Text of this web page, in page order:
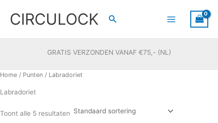
naar
inhoud
CIRCULOCK Zoeken
GRATIS VERZONDEN VANAF €75,- (NL)
Home / Punten / Labradoriet
Labradoriet
Toont alle 5 resultaten